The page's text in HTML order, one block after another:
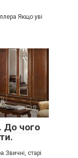
Якщо уві
0
До чого
Звичні, старі